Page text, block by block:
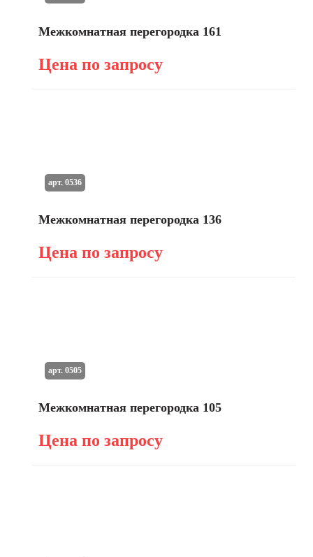
Межкомнатная перегородка 161
Цена по запросу
Межкомнатная перегородка 136
Цена по запросу
арт. 0536
Межкомнатная перегородка 105
Цена по запросу
арт. 0505